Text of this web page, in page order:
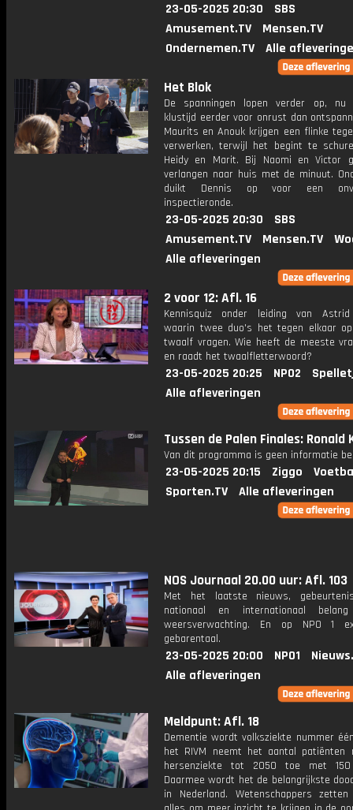
23-05-2025 20:30
SBS
Amusement.TV
Mensen.TV
Ondernemen.TV
Alle
Het Blok
De spanningen lopen verder op,
klustijd eerder voor onrust dan
Maurits en Anouk krijgen een flinke
verwerken, terwijl het begint te
Heidy en Marit. Bij Naomi en Victor
verlangen naar huis met de minuut.
duikt Dennis op voor een
inspectieronde.
23-05-2025 20:30
SBS
Amusement.TV
Mensen.TV
Alle afleveringen
2 voor 12: Afl. 16
Kennisquiz onder leiding van
waarin twee duo's het tegen elkaar
twaalf vragen. Wie heeft de meeste
en raadt het twaalfletterwoord?
23-05-2025 20:25 NPO2
Alle afleveringen
Tussen de Palen Finales: Ronald
Van dit programma is geen informatie
23-05-2025 20:15 Ziggo
Sporten.TV
Alle afleveringen
NOS Journaal 20.00 uur: Afl. 103
Met het laatste nieuws,
nationaal en internationaal
weersverwachting. En op NPO 1
gebarentaal.
23-05-2025 20:00 NPO1
Alle afleveringen
Meldpunt: Afl. 18
Dementie wordt volksziekte nummer
het RIVM neemt het aantal patiënten
hersenziekte tot 2050 toe met 150
Daarmee wordt het de belangrijkste
in Nederland. Wetenschappers